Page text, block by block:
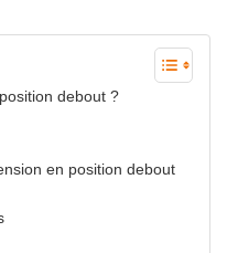
debout ?
en position debout